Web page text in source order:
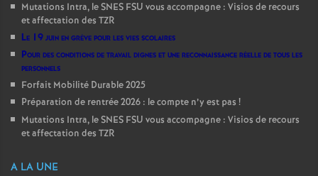
Mutations Intra, le SNES FSU vous accompagne : Visios de recours
et affectation des TZR
Le 19 juin en grève pour les vies scolaires
Pour des conditions de travail dignes et une reconnaissance réelle de tous les
personnels
Forfait Mobilité Durable 2025
Préparation de rentrée 2026 : le compte n’y est pas !
Mutations Intra, le SNES FSU vous accompagne : Visios de recours
et affectation des TZR
A LA UNE